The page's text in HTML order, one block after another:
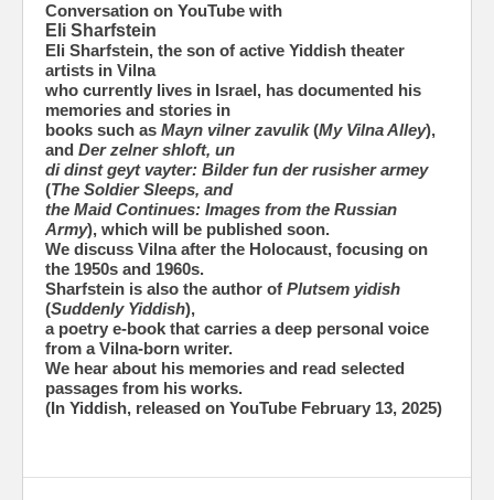
Conversation on YouTube with
Eli Sharfstein
Eli Sharfstein, the son of active Yiddish theater
artists in Vilna
who currently lives in Israel, has documented his
memories and stories in
books such as Mayn vilner zavulik(My Vilna Alley),
and Der zelner shloft, un
di dinst geyt vayter: Bilder fun der rusisher armey
(The Soldier Sleeps, and
the Maid Continues: Images from the Russian
Army), which will be published soon.
We discuss Vilna after the Holocaust, focusing on
the 1950s and 1960s.
Sharfstein is also the author of Plutsem yidish
(Suddenly Yiddish),
a poetry e-book that carries a deep personal voice
from a Vilna-born writer.
We hear about his memories and read selected
passages from his works.
(In Yiddish, released on YouTube February 13, 2025)